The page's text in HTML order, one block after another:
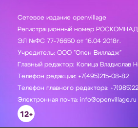
Сетевое издание openvillage
Регистрационный номер
ЭЛ №ФС 77-76650 от 16.04 2018г.
Учредитель: ООО "Опен Вилладж"
Главный редактор: Копица Владислав
Телефон редакции: +7(495)215-08-82
Телефон главного редактора:
Электронная почта: info@openvillage.ru
12+